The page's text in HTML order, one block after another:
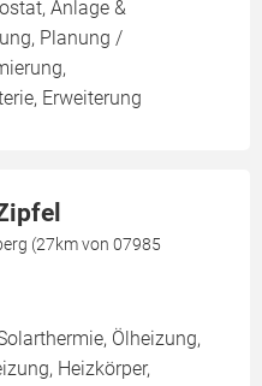
Anlage &
Planung /
Erweiterung
(27km von 07985
Ölheizung,
Heizkörper,